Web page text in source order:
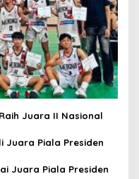
Juara Piala Presiden
Juara Piala Presiden